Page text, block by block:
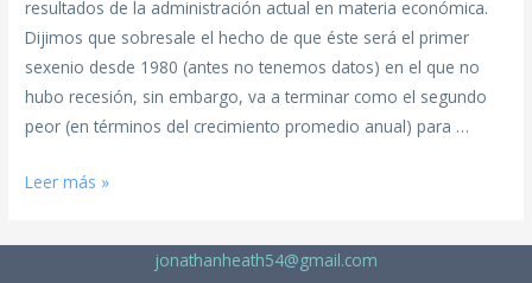
resultados de la administración actual en materia económica.
Dijimos que sobresale el hecho de que éste será el primer
sexenio desde 1980 (antes no tenemos datos) en el que no
hubo recesión, sin embargo, va a terminar como el segundo
peor (en términos del crecimiento promedio anual) para …
Leer más »
jonathanheath54@gmail.com